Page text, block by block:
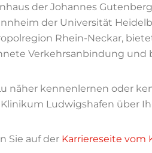
der Johannes
der Universität
Rhein-Neckar,
Verkehrsanbindung und
näher kennenlernen oder
Ludwigshafen über
Sie auf der Karriereseite vom